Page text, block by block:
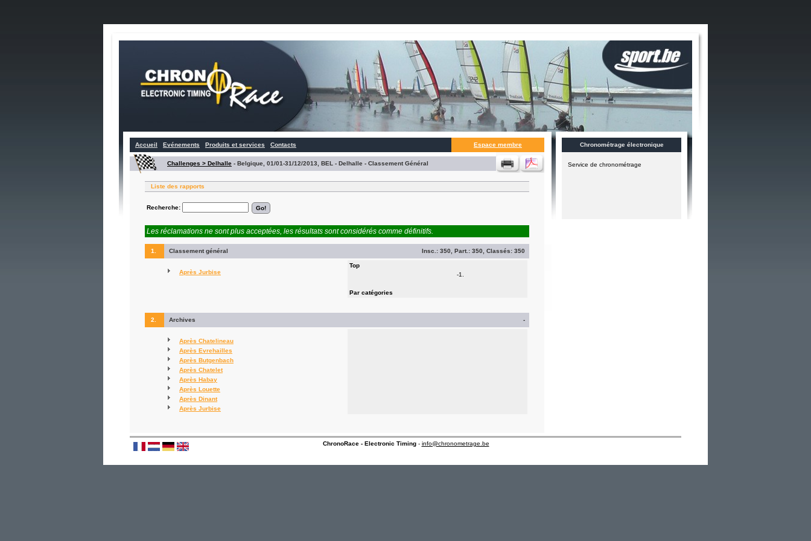
Accueil Evénements Produits et services Contacts Espace membre
Challenges > Delhalle - Belgique, 01/01-31/12/2013, BEL - Delhalle - Classement Général
Liste des rapports
Recherche:
Les réclamations ne sont plus acceptées, les résultats sont considérés comme définitifs.
1. Classement général Insc.: 350 , Part.: 350 , Classés: 350
Après Jurbise
Top
-1.
Par catégories
2. Archives -
Après Chatelineau
Après Evrehailles
Après Butgenbach
Après Chatelet
Après Habay
Après Louette
Après Dinant
Après Jurbise
Chronométrage électronique
Service de chronométrage
ChronoRace - Electronic Timing- info@chronometrage.be